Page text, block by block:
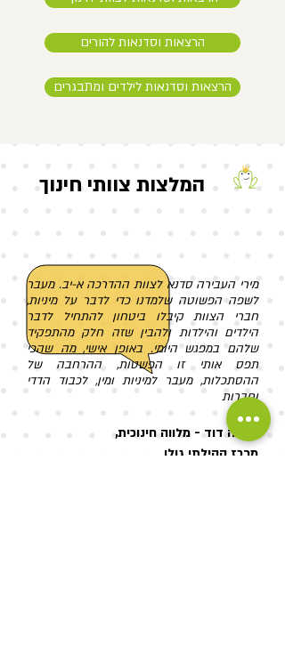
המלצות צוותי חינוך
מירי העבירה סדנא לצוות ההדרכה א-יב. מעבר
לשפה הפשוטה שלמדנו כדי לדבר על מיניות,
חברי הצוות קיבלו ביטחון להתחיל לדבר
הילדים והילדות ולהבין שזה חלק מהתפקיד
שלהם במפגש היומי. באופן אישי, מה שהכי
תפס אותי זו הפשטות, ההרחבה של
ההסתכלות, מעבר למיניות ומין, לכבוד הדדי
וחברות
אוריה דוד - מלווה חינוכית,
מרכז קהילתי גולן
הרצאות וסדנאות לילדים ומתבגרים
הרצאות וסדנאות להורים